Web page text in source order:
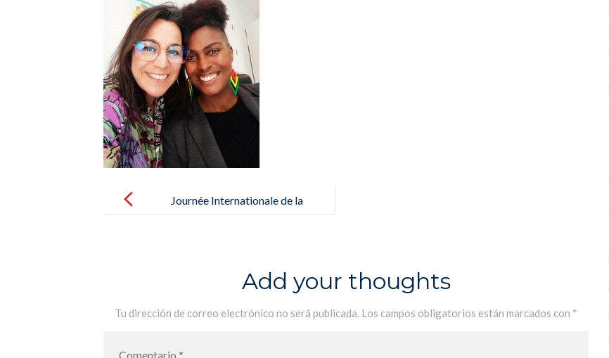
navigation
Journée Internationale de la
Add your thoughts
Tu dirección de correo electrónico no será publicada. Los campos obligatorios están marcados con *